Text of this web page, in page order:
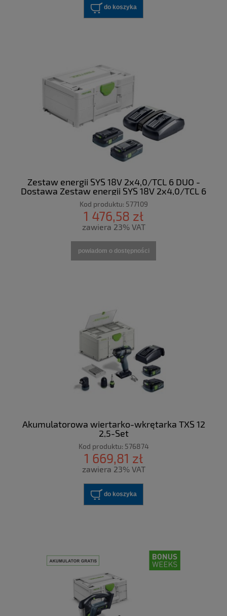
do koszyka
Zestaw energii SYS 18V 2x4,0/TCL 6 DUO -
Dostawa Zestaw energii SYS 18V 2x4,0/TCL 6
DUO
Kod produktu: 577109
1 476,58 zł
zawiera 23% VAT
powiadom o dostępności
Akumulatorowa wiertarko-wkrętarka TXS 12
2,5-Set
Kod produktu: 576874
1 669,81 zł
zawiera 23% VAT
do koszyka